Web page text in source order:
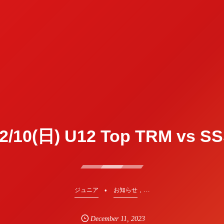
10(日) U12 Top TRM vs
ジュニア お知らせ, …
December 11 ,2023